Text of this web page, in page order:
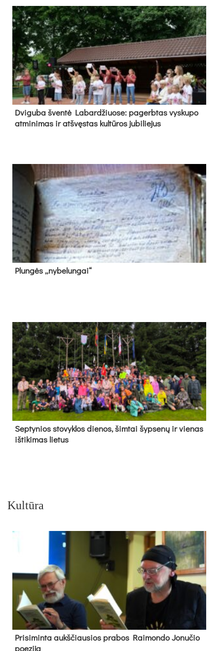
Dvi­gu­ba šven­tė La­bar­džiuo­se: pa­gerb­tas vys­ku­po
at­mi­ni­mas ir at­švęs­tas kul­tū­ros ju­bi­lie­jus
Plun­gės „ny­be­lun­gai“
Sep­ty­nios sto­vyk­los die­nos, šim­tai šyp­se­nų ir vie­nas
iš­ti­ki­mas lie­tus
Kultūra
Pri­si­min­ta aukš­čiau­sios pra­bos Rai­mon­do Jo­nu­čio
poe­zi­ja